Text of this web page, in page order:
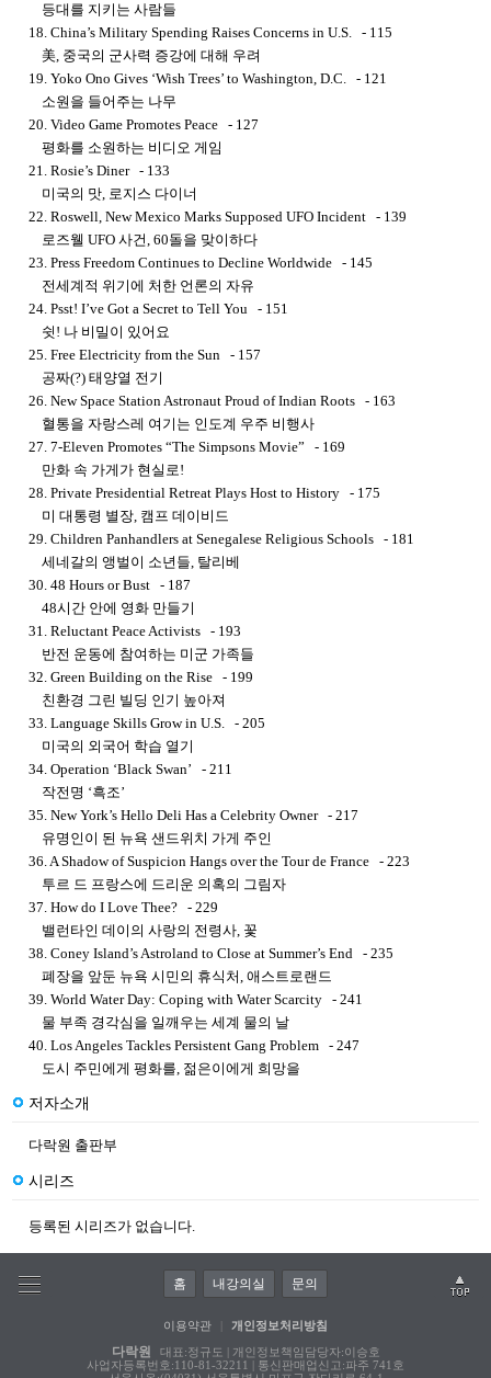
등대를 지키는 사람들
18. China’s Military Spending Raises Concerns in U.S. - 115
美, 중국의 군사력 증강에 대해 우려
19. Yoko Ono Gives ‘Wish Trees’ to Washington, D.C. - 121
소원을 들어주는 나무
20. Video Game Promotes Peace - 127
평화를 소원하는 비디오 게임
21. Rosie’s Diner - 133
미국의 맛, 로지스 다이너
22. Roswell, New Mexico Marks Supposed UFO Incident - 139
로즈웰 UFO 사건, 60돌을 맞이하다
23. Press Freedom Continues to Decline Worldwide - 145
전세계적 위기에 처한 언론의 자유
24. Psst! I’ve Got a Secret to Tell You - 151
쉿! 나 비밀이 있어요
25. Free Electricity from the Sun - 157
공짜(?) 태양열 전기
26. New Space Station Astronaut Proud of Indian Roots - 163
혈통을 자랑스레 여기는 인도계 우주 비행사
27. 7-Eleven Promotes “The Simpsons Movie” - 169
만화 속 가게가 현실로!
28. Private Presidential Retreat Plays Host to History - 175
미 대통령 별장, 캠프 데이비드
29. Children Panhandlers at Senegalese Religious Schools - 181
세네갈의 앵벌이 소년들, 탈리베
30. 48 Hours or Bust - 187
48시간 안에 영화 만들기
31. Reluctant Peace Activists - 193
반전 운동에 참여하는 미군 가족들
32. Green Building on the Rise - 199
친환경 그린 빌딩 인기 높아져
33. Language Skills Grow in U.S. - 205
미국의 외국어 학습 열기
34. Operation ‘Black Swan’ - 211
작전명 ‘흑조’
35. New York’s Hello Deli Has a Celebrity Owner - 217
유명인이 된 뉴욕 샌드위치 가게 주인
36. A Shadow of Suspicion Hangs over the Tour de France - 223
투르 드 프랑스에 드리운 의혹의 그림자
37. How do I Love Thee? - 229
밸런타인 데이의 사랑의 전령사, 꽃
38. Coney Island’s Astroland to Close at Summer’s End - 235
폐장을 앞둔 뉴욕 시민의 휴식처, 애스트로랜드
39. World Water Day: Coping with Water Scarcity - 241
물 부족 경각심을 일깨우는 세계 물의 날
40. Los Angeles Tackles Persistent Gang Problem - 247
도시 주민에게 평화를, 젊은이에게 희망을
저자소개
다락원 출판부
시리즈
등록된 시리즈가 없습니다.
홈 내강의실 문의
이용약관 개인정보처리방침
다락원
대표:정규도 | 개인정보책임담당자:이승호
사업자등록번호:110-81-32211 | 통신판매업신고:파주 741호